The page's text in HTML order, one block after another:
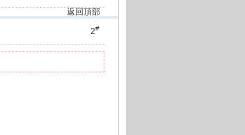
返回頂部
2#